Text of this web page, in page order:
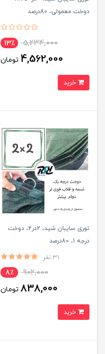
دوخت معمولی، 80درصد
5,234,000 13٪
4,562,000 تومان
توری سایبان شید، 2در2، دوخت
درجه 1، 80درصد
31 نفر
902,000 8٪
838,000 تومان